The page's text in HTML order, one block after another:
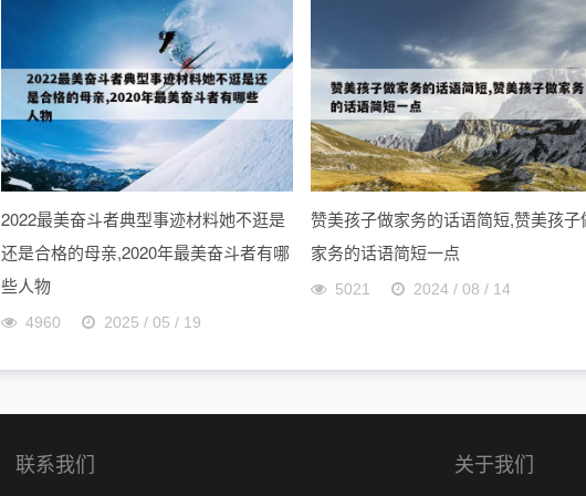
2022最美奋斗者典型事迹材料她不逛是
还是合格的母亲,2020年最美奋斗者有哪
些人物
4960 2025 / 05 / 19
赞美孩子做家务的话语简短,赞美孩子
家务的话语简短一点
5021 2024 / 08 / 14
联系我们 关于我们